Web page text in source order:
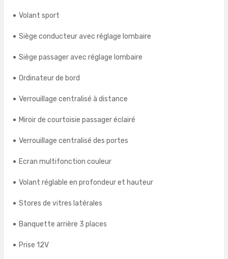
Volant sport
Siège conducteur avec réglage lombaire
Siège passager avec réglage lombaire
Ordinateur de bord
Verrouillage centralisé à distance
Miroir de courtoisie passager éclairé
Verrouillage centralisé des portes
Ecran multifonction couleur
Volant réglable en profondeur et hauteur
Stores de vitres latérales
Banquette arrière 3 places
Prise 12V